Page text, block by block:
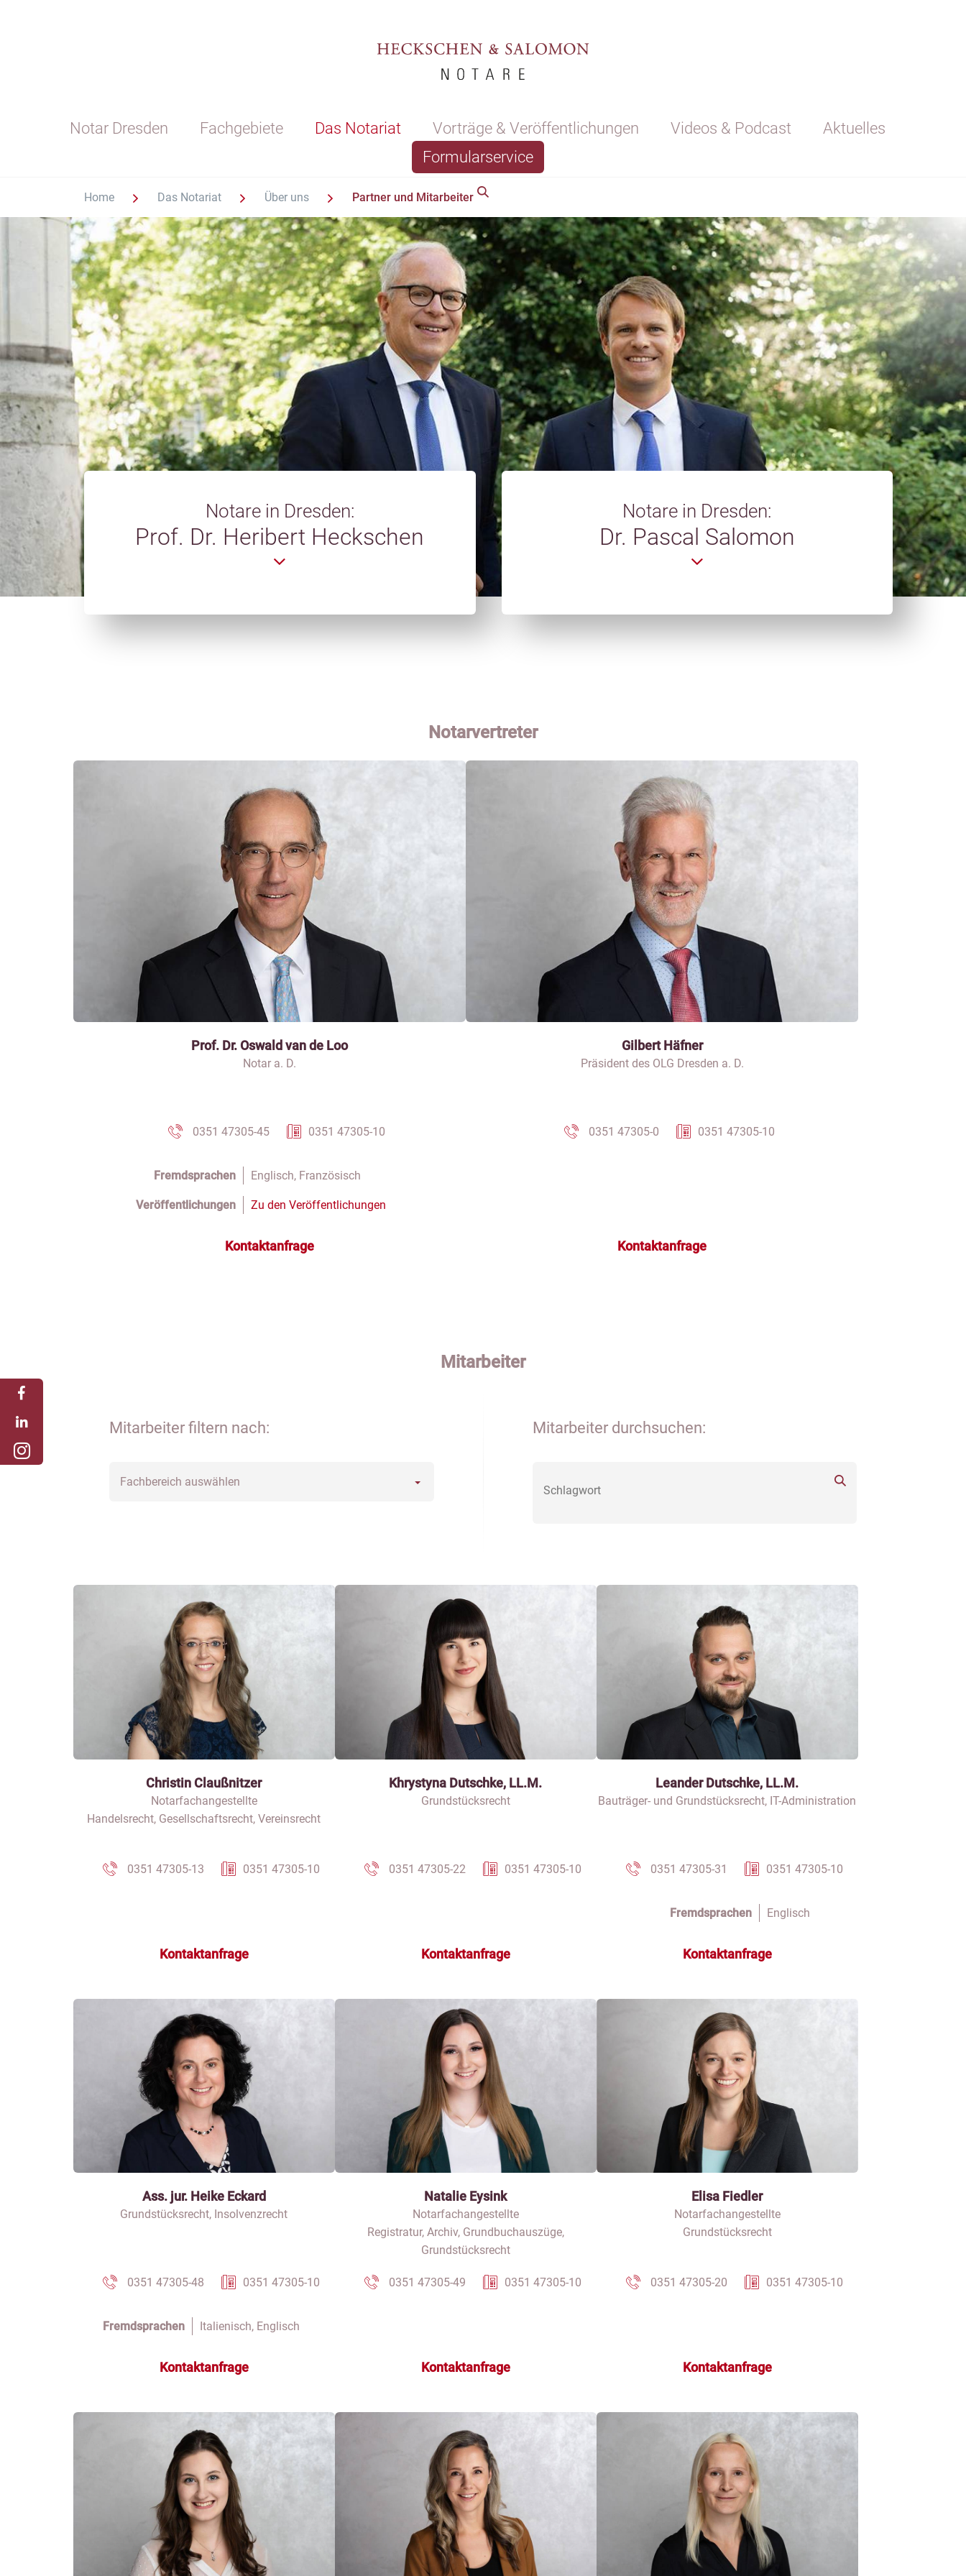
Notar Dresden Fachgebiete Das Notariat Vorträge & Veröffentlichungen Videos & Podcast
Aktuelles
Formularservice
Home Das Notariat Über uns Partner und Mitarbeiter
Notare in Dresden:
Prof. Dr. Heribert Heckschen
Notare in Dresden:
Dr. Pascal Salomon
Notarvertreter
Prof. Dr. Oswald van de Loo
Notar a. D.
0351 47305-45 0351 47305-10
Fremdsprachen Englisch, Französisch
Veröffentlichungen Zu den Veröffentlichungen
Kontaktanfrage
Gilbert Häfner
Präsident des OLG Dresden a. D.
0351 47305-0 0351 47305-10
Kontaktanfrage
Mitarbeiter
Mitarbeiter filtern nach:
Fachbereich auswählen
Mitarbeiter durchsuchen:
Christin Claußnitzer
Notarfachangestellte
Handelsrecht, Gesellschaftsrecht, Vereinsrecht
0351 47305-13 0351 47305-10
Kontaktanfrage
Khrystyna Dutschke, LL.M.
Grundstücksrecht
0351 47305-22 0351 47305-10
Kontaktanfrage
Leander Dutschke, LL.M.
Bauträger- und Grundstücksrecht, IT-Administration
0351 47305-31 0351 47305-10
Fremdsprachen Englisch
Kontaktanfrage
Ass. jur. Heike Eckard
Grundstücksrecht, Insolvenzrecht
0351 47305-48 0351 47305-10
Fremdsprachen Italienisch, Englisch
Kontaktanfrage
Natalie Eysink
Notarfachangestellte
Registratur, Archiv, Grundbuchauszüge,
Grundstücksrecht
0351 47305-49 0351 47305-10
Kontaktanfrage
Elisa Fiedler
Notarfachangestellte
Grundstücksrecht
0351 47305-20 0351 47305-10
Kontaktanfrage